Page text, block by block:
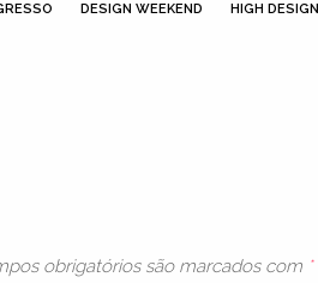
DESIGN WEEKEND HIGH DESIGN
obrigatórios são marcados com *